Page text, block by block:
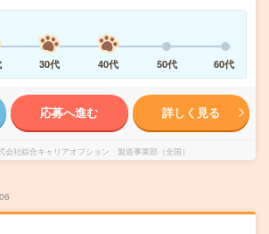
30代 40代 50代 60代
応募へ進む 詳しく見る
会社綜合キャリアオプション 製造事業部（全国）